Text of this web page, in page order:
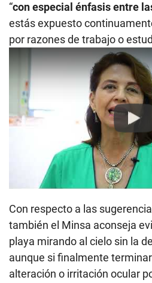
“con especial énfasis entre
estás expuesto
por razones de trabajo o
Play
Con respecto a las
también el Minsa aconseja
playa mirando al cielo sin la
aunque si finalmente
alteración o irritación ocular